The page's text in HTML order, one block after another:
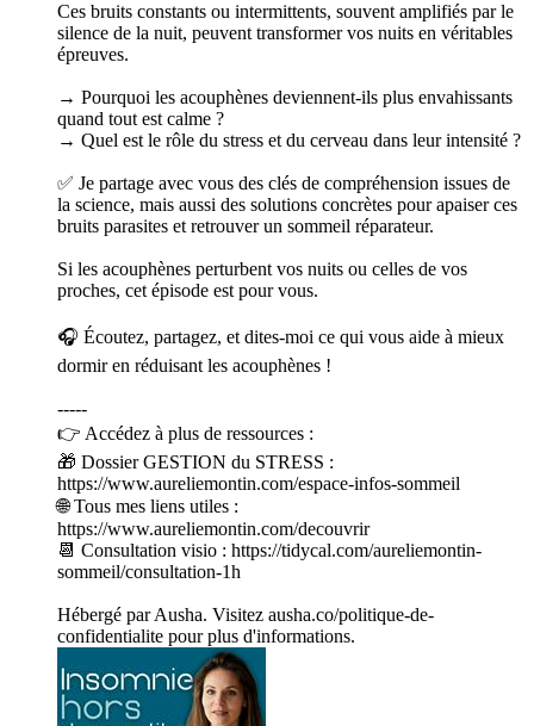
Ces bruits constants ou intermittents, souvent amplifiés par le
silence de la nuit, peuvent transformer vos nuits en véritables
épreuves.
→ Pourquoi les acouphènes deviennent-ils plus envahissants
quand tout est calme ?
→ Quel est le rôle du stress et du cerveau dans leur intensité ?
✅ Je partage avec vous des clés de compréhension issues de
la science, mais aussi des solutions concrètes pour apaiser ces
bruits parasites et retrouver un sommeil réparateur.
Si les acouphènes perturbent vos nuits ou celles de vos
proches, cet épisode est pour vous.
🎧 Écoutez, partagez, et dites-moi ce qui vous aide à mieux
dormir en réduisant les acouphènes !
-----
👉 Accédez à plus de ressources :
🎁 Dossier GESTION du STRESS :
https://www.aureliemontin.com/espace-infos-sommeil
🌐 Tous mes liens utiles :
https://www.aureliemontin.com/decouvrir
📆 Consultation visio : https://tidycal.com/aureliemontin-
sommeil/consultation-1h
Hébergé par Ausha. Visitez ausha.co/politique-de-
confidentialite pour plus d'informations.